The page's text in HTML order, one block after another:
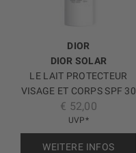
DIOR
DIOR SOLAR
LE LAIT PROTECTEUR
VISAGE ET CORPS SPF 30
SONNENMILCH – HOHER
SCHUTZFAKTOR
UVP*
€ 52,00
WEITERE INFOS